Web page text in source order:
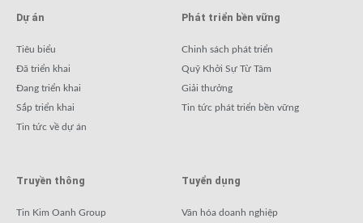
Dự án
Tiêu biểu
Đã triển khai
Đang triển khai
Sắp triển khai
Tin tức về dự án
Phát triển bền vững
Chinh sách phát triển
Quỹ Khởi Sự Từ Tâm
Giải thưởng
Tin tức phát triển bền vững
Truyền thông
Tin Kim Oanh Group
Tuyển dụng
Văn hóa doanh nghiệp